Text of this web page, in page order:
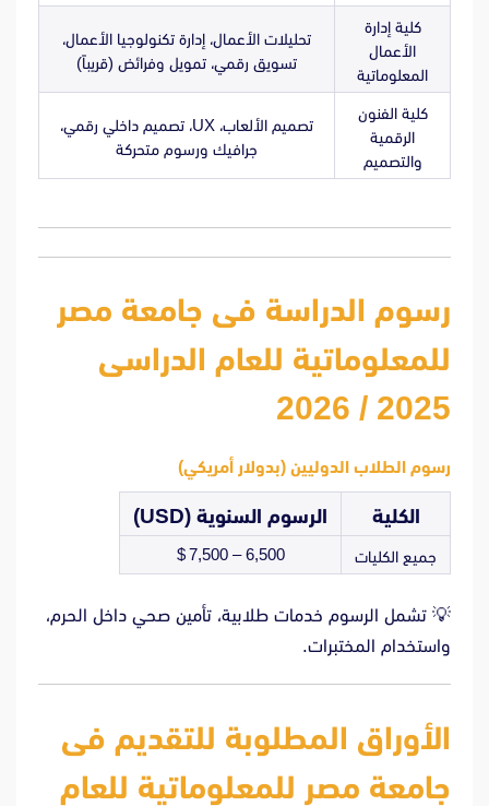
كلية إدارة
الأعمال
المعلوماتية
تحليلات الأعمال، إدارة تكنولوجيا الأعمال،
تسويق رقمي، تمويل وفرائض (قريباً)
كلية الفنون
الرقمية
والتصميم
تصميم الألعاب، UX، تصميم داخلي رقمي،
جرافيك ورسوم متحركة
رسوم الدراسة فى جامعة مصر
للمعلوماتية للعام الدراسى
2025 / 2026
رسوم الطلاب الدوليين (بدولار أمريكي)
الكلية الرسوم السنوية (USD)
جميع الكليات 6,500 – 7,500 $
💡 تشمل الرسوم خدمات طلابية، تأمين صحي داخل الحرم،
واستخدام المختبرات.
الأوراق المطلوبة للتقديم فى
جامعة مصر للمعلوماتية للعام